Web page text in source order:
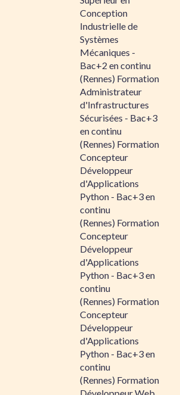
Conception
Industrielle de
Systèmes
Mécaniques -
Bac+2 en continu
(Rennes) Formation
Administrateur
d'Infrastructures
Sécurisées - Bac+3
en continu
(Rennes) Formation
Concepteur
Développeur
d'Applications
Python - Bac+3 en
continu
(Rennes) Formation
Concepteur
Développeur
d'Applications
Python - Bac+3 en
continu
(Rennes) Formation
Concepteur
Développeur
d'Applications
Python - Bac+3 en
continu
(Rennes) Formation